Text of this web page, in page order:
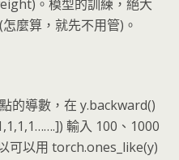
。模型的訓練，絕大
麼算，就先不用管)。
的導數，在 y.backward()
輸入 100、1000
可以用 torch.ones_like(y)